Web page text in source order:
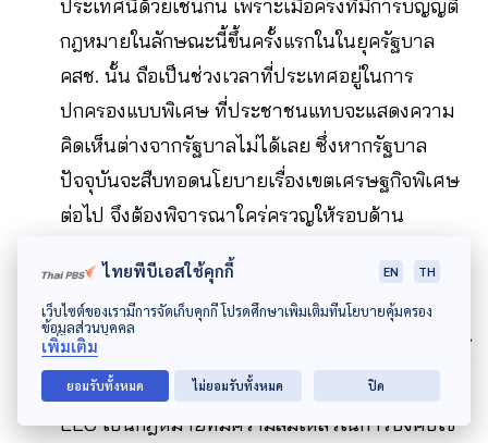
ประเทศนี้ด้วยเช่นกัน เพราะเมื่อครั้งที่มีการบัญญัติ
กฎหมายในลักษณะนี้ขึ้นครั้งแรกในในยุครัฐบาล
คสช. นั้น ถือเป็นช่วงเวลาที่ประเทศอยู่ในการ
ปกครองแบบพิเศษ ที่ประชาชนแทบจะแสดงความ
คิดเห็นต่างจากรัฐบาลไม่ได้เลย ซึ่งหากรัฐบาล
ปัจจุบันจะสืบทอดนโยบายเรื่องเขตเศรษฐกิจพิเศษ
ต่อไป จึงต้องพิจารณาใคร่ครวญให้รอบด้าน
พระราชบัญญัติเขตพัฒนาพิเศษภาคตะวันออก พ.ศ.
2561 หรือ EEC เป็นกฎหมายที่ใช้บังคับมาแล้วเกิน
5 ปี และมีข้อสังเกตจากการศึกษาประเมินผลสัมฤทธิ์
ของกฎหมายโดยกลุ่มนักวิชาการอิสระ ค้นพบว่า
EEC เป็นกฎหมายที่มีความล้มเหลวในการบังคับใช้
ไทยพีบีเอสใช้คุกกี้ EN TH
เว็บไซต์ของเรามีการจัดเก็บคุกกี้ โปรดศึกษาเพิ่มเติมที่นโยบายคุ้มครอง
ข้อมูลส่วนบุคคล
เพิ่มเติม
ยอมรับทั้งหมด ไม่ยอมรับทั้งหมด ปิด